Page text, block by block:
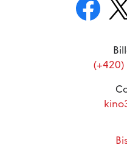
(+420)